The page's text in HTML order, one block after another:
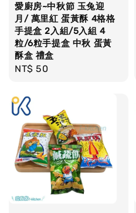
愛廚房~中秋節 玉兔迎
月/ 萬里紅 蛋黃酥 4格格
手提盒 2入組/5入組 4
粒/6粒手提盒 中秋 蛋黃
酥盒 禮盒
Regular
NT$ 50